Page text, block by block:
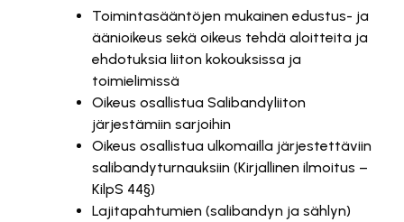
Toimintasääntöjen mukainen edustus- ja
äänioikeus sekä oikeus tehdä aloitteita ja
ehdotuksia liiton kokouksissa ja
toimielimissä
Oikeus osallistua Salibandyliiton
järjestämiin sarjoihin
Oikeus osallistua ulkomailla järjestettäviin
salibandyturnauksiin (Kirjallinen ilmoitus –
KilpS 44§)
Lajitapahtumien (salibandyn ja sählyn)